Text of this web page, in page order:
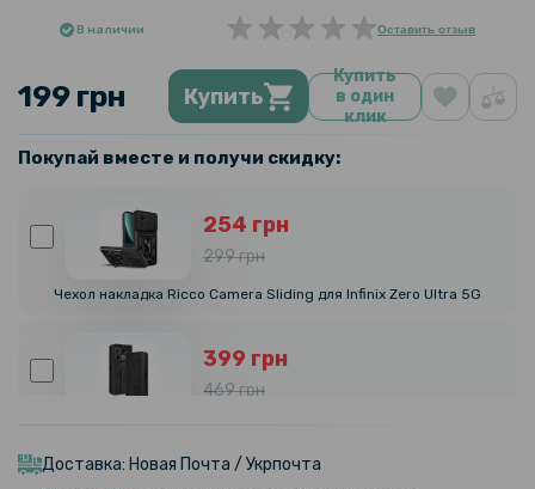
В наличии Оставить отзыв
199 грн Купить
Купить
в один
клик
Покупай вместе и получи скидку:
254 грн
299 грн
Чехол накладка Ricco Camera Sliding для Infinix Zero Ultra 5G
399 грн
469 грн
Чехол книжка Epik iFace Retro Leather для Infinix GT 20 Pro 5G
Доставка: Новая Почта / Укрпочта